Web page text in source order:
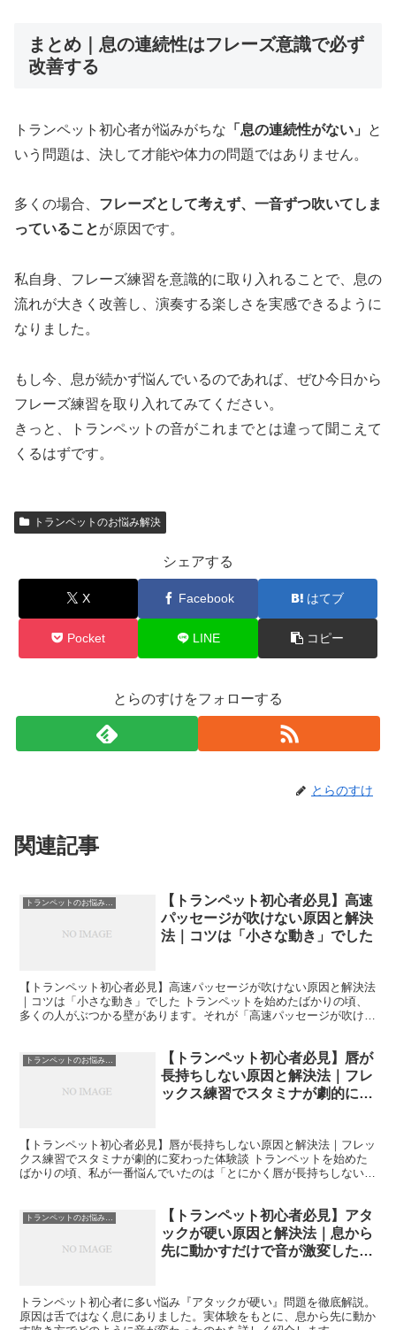
まとめ｜息の連続性はフレーズ意識で必ず
改善する
トランペット初心者が悩みがちな 「息の連続性がない」
と
いう問題は、決して才能や体力の問題ではありません。
多くの場合、 フレーズとして考えず、一音ずつ吹いてしま
っていることが原因です。
私自身、フレーズ練習を意識的に取り入れることで、息の
流れが大きく改善し、演奏する楽しさを実感できるように
なりました。
もし今、息が続かず悩んでいるのであれば、ぜひ今日から
フレーズ練習を取り入れてみてください。
きっと、トランペットの音がこれまでとは違って聞こえて
くるはずです。
トランペットのお悩み解決
シェアする
X Facebook はてブ
Pocket LINE コピー
とらのすけをフォローする
とらのすけ
関連記事
トランペットのお悩み解決
【トランペット初心者必見】高速
パッセージが吹けない原因と解決
法｜コツは「小さな動き」でした
【トランペット初心者必見】高速パッセージが吹けない原因と解決法
｜コツは「小さな動き」でした トランペットを始めたばかりの頃、
多くの人がぶつかる壁があります。それが「高速パッセージが吹けな
トランペットのお悩み解決
【トランペット初心者必見】唇が
長持ちしない原因と解決法｜フレ
ックス練習でスタミナが劇的に変
【トランペット初心者必見】唇が長持ちしない原因と解決法｜フレッ
クス練習でスタミナが劇的に変わった体験談 トランペットを始めた
ばかりの頃、私が一番悩んでいたのは「とにかく唇が長持ちしない」
トランペットのお悩み解決
【トランペット初心者必見】アタ
ックが硬い原因と解決法｜息から
先に動かすだけで音が激変した体
トランペット初心者に多い悩み『アタックが硬い』問題を徹底解説。
原因は舌ではなく息にありました。実体験をもとに、息から先に動か